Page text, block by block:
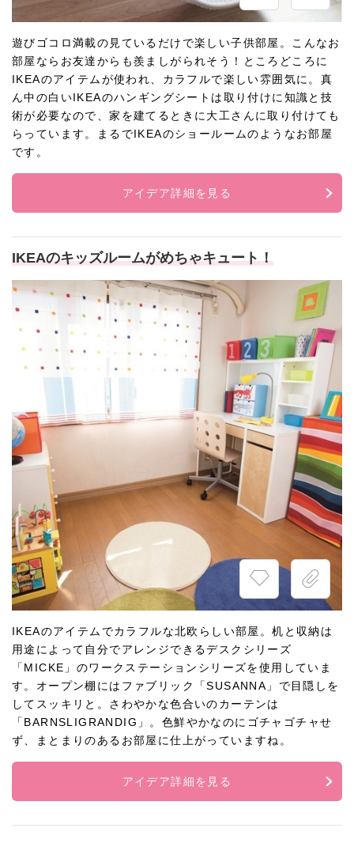
遊びゴコロ満載の見ているだけで楽しい子供部屋。こんなお
部屋ならお友達からも羨ましがられそう！ところどころに
IKEAのアイテムが使われ、カラフルで楽しい雰囲気に。真
ん中の白いIKEAのハンギングシートは取り付けに知識と技
術が必要なので、家を建てるときに大工さんに取り付けても
らっています。まるでIKEAのショールームのようなお部屋
です。
アイデア詳細を見る
IKEAのキッズルームがめちゃキュート！
IKEAのアイテムでカラフルな北欧らしい部屋。机と収納は
用途によって自分でアレンジできるデスクシリーズ
「MICKE」のワークステーションシリーズを使用していま
す。オープン棚にはファブリック「SUSANNA」で目隠しを
してスッキリと。さわやかな色合いのカーテンは
「BARNSLIGRANDIG」。色鮮やかなのにゴチャゴチャせ
ず、まとまりのあるお部屋に仕上がっていますね。
アイデア詳細を見る